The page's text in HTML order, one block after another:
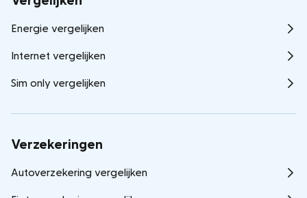
Energie vergelijken
Internet vergelijken
Sim only vergelijken
Verzekeringen
Autoverzekering vergelijken